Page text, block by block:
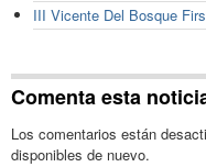
III Vicente Del Bosque
Comenta esta
Los comentarios están
disponibles de nuevo.